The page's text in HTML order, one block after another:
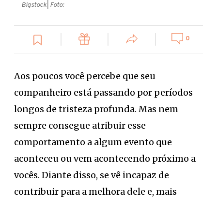
Bigstock | Foto:
0
Aos poucos você percebe que seu
companheiro está passando por períodos
longos de tristeza profunda. Mas nem
sempre consegue atribuir esse
comportamento a algum evento que
aconteceu ou vem acontecendo próximo a
vocês. Diante disso, se vê incapaz de
contribuir para a melhora dele e, mais